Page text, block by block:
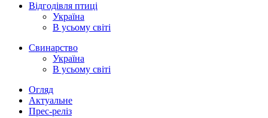
Відгодівля птиці
Україна
В усьому світі
Свинарство
Україна
В усьому світі
Огляд
Актуальне
Прес-реліз